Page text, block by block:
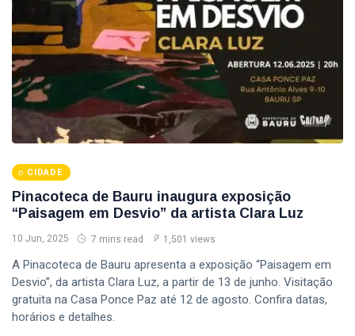
CIDADE
Pinacoteca de Bauru inaugura exposição
“Paisagem em Desvio” da artista Clara Luz
10 Jun, 2025 7 mins read 1,501 views
A Pinacoteca de Bauru apresenta a exposição “Paisagem em
Desvio”, da artista Clara Luz, a partir de 13 de junho. Visitação
gratuita na Casa Ponce Paz até 12 de agosto. Confira datas,
horários e detalhes.